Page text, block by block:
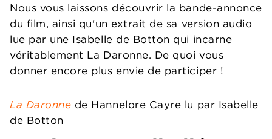
Nous vous laissons découvrir la bande-annonce
du film, ainsi qu'un extrait de sa version audio
lue par une Isabelle de Botton qui incarne
véritablement La Daronne. De quoi vous
donner encore plus envie de participer !
La Daronne de Hannelore Cayre lu par Isabelle
de Botton